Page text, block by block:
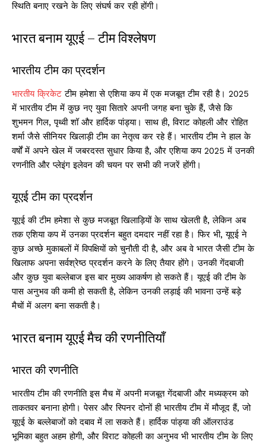
स्थिति बनाए रखने के लिए संघर्ष कर रही होंगी।
भारत बनाम यूएई – टीम विश्लेषण
भारतीय टीम का प्रदर्शन
भारतीय क्रिकेट टीम हमेशा से एशिया कप में एक मजबूत टीम रही है। 2025
में भारतीय टीम में कुछ नए युवा सितारे अपनी जगह बना चुके हैं, जैसे कि
शुभमन गिल, पृथ्वी शॉ और हार्दिक पांड्या। साथ ही, विराट कोहली और रोहित
शर्मा जैसे सीनियर खिलाड़ी टीम का नेतृत्व कर रहे हैं। भारतीय टीम ने हाल के
वर्षों में अपने खेल में जबरदस्त सुधार किया है, और एशिया कप 2025 में उनकी
रणनीति और प्लेइंग इलेवन की चयन पर सभी की नजरें होंगी।
यूएई टीम का प्रदर्शन
यूएई की टीम हमेशा से कुछ मजबूत खिलाड़ियों के साथ खेलती है, लेकिन अब
तक एशिया कप में उनका प्रदर्शन बहुत दमदार नहीं रहा है। फिर भी, यूएई ने
कुछ अच्छे मुकाबलों में विपक्षियों को चुनौती दी है, और अब वे भारत जैसी टीम के
खिलाफ अपना सर्वश्रेष्ठ प्रदर्शन करने के लिए तैयार होंगे। उनकी गेंदबाजी
और कुछ युवा बल्लेबाज इस बार मुख्य आकर्षण हो सकते हैं। यूएई की टीम के
पास अनुभव की कमी हो सकती है, लेकिन उनकी लड़ाई की भावना उन्हें बड़े
मैचों में अलग बना सकती है।
भारत बनाम यूएई मैच की रणनीतियाँ
भारत की रणनीति
भारतीय टीम की रणनीति इस मैच में अपनी मजबूत गेंदबाजी और मध्यक्रम को
ताकतवर बनाना होगी। पेसर और स्पिनर दोनों ही भारतीय टीम में मौजूद हैं, जो
यूएई के बल्लेबाजों को दबाव में ला सकते हैं। हार्दिक पांड्या की ऑलराउंड
भूमिका बहुत अहम होगी, और विराट कोहली का अनुभव भी भारतीय टीम के लिए